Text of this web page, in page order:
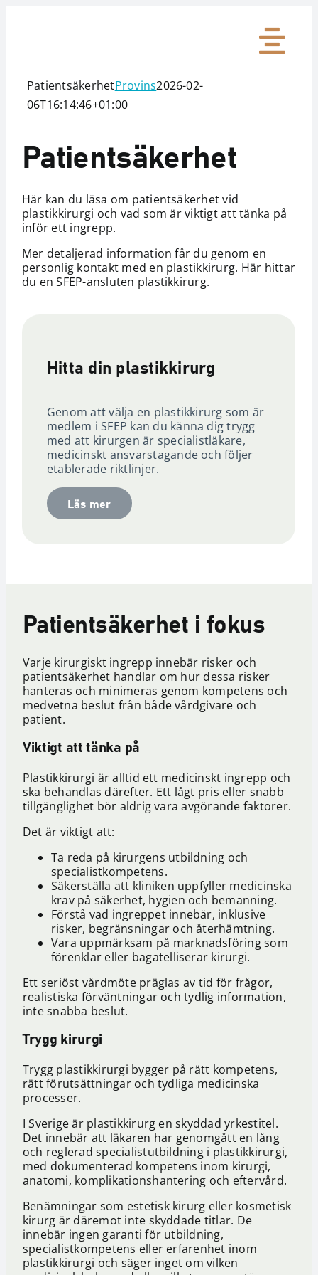
PatientsäkerhetProvins2026-02-
06T16:14:46+01:00
Patientsäkerhet
Här kan du läsa om patientsäkerhet vid
plastikkirurgi och vad som är viktigt att tänka på
inför ett ingrepp.
Mer detaljerad information får du genom en
personlig kontakt med en plastikkirurg. Här hittar
du en SFEP-ansluten plastikkirurg.
Hitta din plastikkirurg
Genom att välja en plastikkirurg som är
medlem i SFEP kan du känna dig trygg
med att kirurgen är specialistläkare,
medicinskt ansvarstagande och följer
etablerade riktlinjer.
Läs mer
Patientsäkerhet i fokus
Varje kirurgiskt ingrepp innebär risker och
patientsäkerhet handlar om hur dessa risker
hanteras och minimeras genom kompetens och
medvetna beslut från både vårdgivare och
patient.
Viktigt att tänka på
Plastikkirurgi är alltid ett medicinskt ingrepp och
ska behandlas därefter. Ett lågt pris eller snabb
tillgänglighet bör aldrig vara avgörande faktorer.
Det är viktigt att:
Ta reda på kirurgens utbildning och
specialistkompetens.
Säkerställa att kliniken uppfyller medicinska
krav på säkerhet, hygien och bemanning.
Förstå vad ingreppet innebär, inklusive
risker, begränsningar och återhämtning.
Vara uppmärksam på marknadsföring som
förenklar eller bagatelliserar kirurgi.
Ett seriöst vårdmöte präglas av tid för frågor,
realistiska förväntningar och tydlig information,
inte snabba beslut.
Trygg kirurgi
Trygg plastikkirurgi bygger på rätt kompetens,
rätt förutsättningar och tydliga medicinska
processer.
I Sverige är plastikkirurg en skyddad yrkestitel.
Det innebär att läkaren har genomgått en lång
och reglerad specialistutbildning i plastikkirurgi,
med dokumenterad kompetens inom kirurgi,
anatomi, komplikationshantering och eftervård.
Benämningar som estetisk kirurg eller kosmetisk
kirurg är däremot inte skyddade titlar. De
innebär ingen garanti för utbildning,
specialistkompetens eller erfarenhet inom
plastikkirurgi och säger inget om vilken